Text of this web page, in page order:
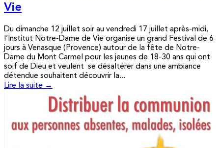
Vie
Du dimanche 12 juillet soir au vendredi 17 juillet après-midi,
l’Institut Notre-Dame de Vie organise un grand Festival de 6
jours à Venasque (Provence) autour de la fête de Notre-
Dame du Mont Carmel pour les jeunes de 18-30 ans qui ont
soif de Dieu et veulent se désaltérer dans une ambiance
détendue souhaitent découvrir la...
Lire la suite →